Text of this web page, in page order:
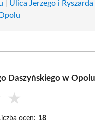
Ulica Jerzego i Ryszarda
Daszyńskiego w Opolu
★
ocen: 18